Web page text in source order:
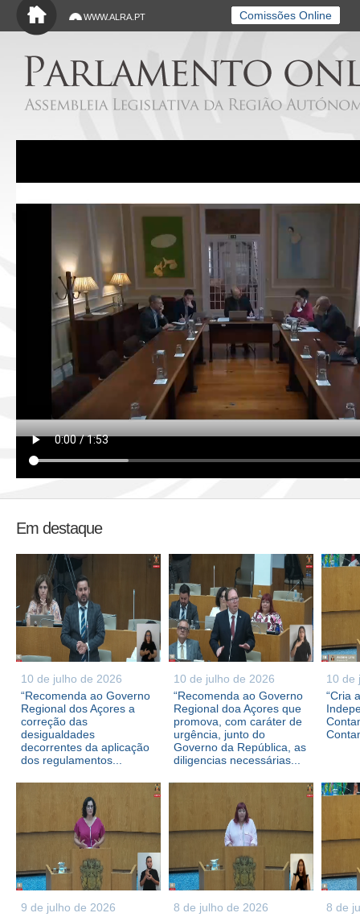
Saltar para o conteúdo principal
WWW.ALRA.PT Comissões Online
Em destaque
10 de julho de 2026
“Recomenda ao Governo
Regional dos Açores a
correção das
desigualdades
decorrentes da aplicação
dos regulamentos...
10 de julho de 2026
“Recomenda ao Governo
Regional doa Açores que
promova, com caráter de
urgência, junto do
Governo da República, as
diligencias necessárias...
10 de
“Cria
9 de julho de 2026
8 de julho de 2026
8 de